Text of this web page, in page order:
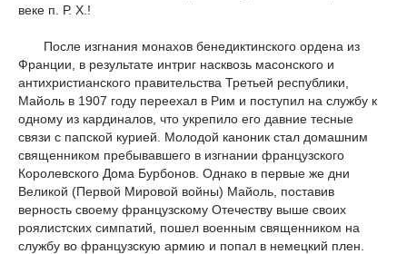
веке п. Р. Х.!
После изгнания монахов бенедиктинского ордена из
Франции, в результате интриг насквозь масонского и
антихристианского правительства Третьей республики,
Майоль в 1907 году переехал в Рим и поступил на службу к
одному из кардиналов, что укрепило его давние тесные
связи с папской курией. Молодой каноник стал домашним
священником пребывавшего в изгнании французского
Королевского Дома Бурбонов. Однако в первые же дни
Великой (Первой Мировой войны) Майоль, поставив
верность своему французскому Отечеству выше своих
роялистских симпатий, пошел военным священником на
службу во французскую армию и попал в немецкий плен.